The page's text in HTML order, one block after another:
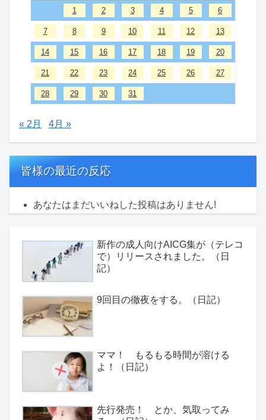
1 2 3 4 5 6
7 8 9 10 11 12 13
14 15 16 17 18 19 20
21 22 23 24 25 26 27
28 29 30 31
« 2月 4月 »
皆様の最近の反応
あなたはまだいいねした投稿はありません!
新作の成人向けAICG集が（テレコ
で）リリースされました。（日
記）
9回目の徹夜をする。（日記）
ママ！ もるもる時間が溶ける
よ！（日記）
先行発売！ とか、気取ってみ